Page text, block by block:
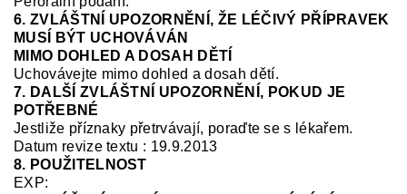
6. ZVLÁŠTNÍ UPOZORNĚNÍ, ŽE LÉČIVÝ PŘÍPRAVEK
MUSÍ BÝT UCHOVÁVÁN
MIMO DOHLED A DOSAH DĚTÍ
Uchovávejte mimo dohled a dosah dětí.
7. DALŠÍ ZVLÁŠTNÍ UPOZORNĚNÍ, POKUD JE
POTŘEBNÉ
Jestliže příznaky přetrvávají, poraďte se s lékařem.
Datum revize textu : 19.9.2013
8. POUŽITELNOST
EXP: